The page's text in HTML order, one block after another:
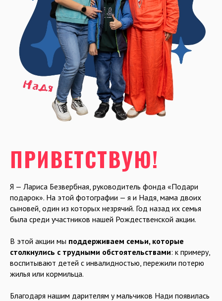
ПРИВЕТСТВУЮ!
Я — Лариса Безвербная, руководитель фонда «Подари
подарок». На этой фотографии — я и Надя, мама двоих
сыновей, один из которых незрячий. Год назад их семья
была среди участников нашей Рождественской акции.
В этой акции мы поддерживаем семьи, которые
столкнулись с трудными обстоятельствами: к примеру,
воспитывают детей с инвалидностью, пережили потерю
жилья или кормильца.
Благодаря нашим дарителям у мальчиков Нади появилась